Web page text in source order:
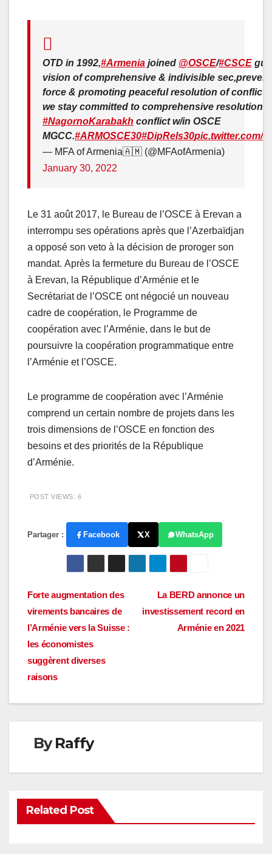
OTD in 1992,#Armenia joined @OSCE/#CSCE
vision of comprehensive & indivisible
force & promoting peaceful resolution of
we stay committed to comprehensive resolution
#NagornoKarabakh conflict w/in OSCE
MGCC.#ARMOSCE30#DipRels30pic.twitter.com/
— MFA of Armenia🇦🇲 (@MFAofArmenia)
January 30, 2022
Le 31 août 2017, le Bureau de l’OSCE à Erevan a
interrompu ses opérations après que l’Azerbaïdjan
a opposé son veto à la décision de proroger son
mandat. Après la fermeture du Bureau de l’OSCE
à Erevan, la République d’Arménie et le
Secrétariat de l’OSCE ont négocié un nouveau
cadre de coopération, le Programme de
coopération avec l’Arménie, dans le but de
poursuivre la coopération programmatique entre
l’Arménie et l’OSCE.
Le programme de coopération avec l’Arménie
comprend un certain nombre de projets dans les
trois dimensions de l’OSCE en fonction des
besoins et des priorités de la République
d’Arménie.
POST VIEWS: 6
Partager : Facebook X WhatsApp
Navigation
de
l’article
La BERD annonce un
investissement record en
Arménie en 2021
Forte augmentation des
virements bancaires de
l’Arménie vers la Suisse :
les économistes
suggèrent diverses
raisons
ByRaffy
Related Post